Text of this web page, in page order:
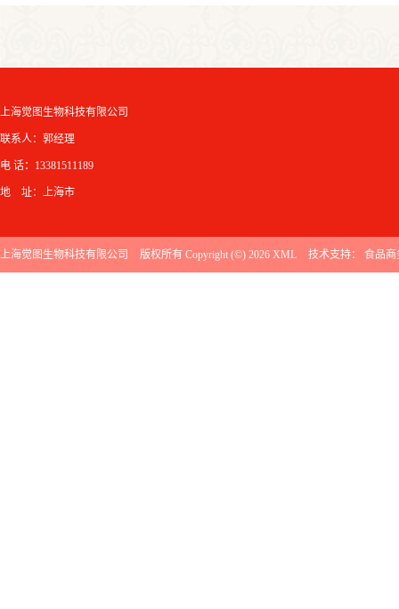
上海觉图生物科技有限公司
联系人：郭经理
电 话：13381511189
地 址：上海市
上海觉图生物科技有限公司 版权所有 Copyright (©) 2026 XML 技术支持： 食品商